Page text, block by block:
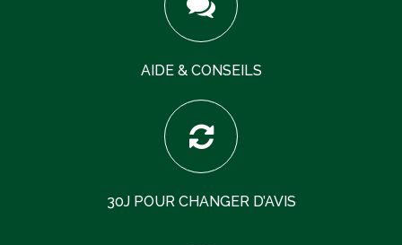
AIDE & CONSEILS
30J POUR CHANGER D’AVIS